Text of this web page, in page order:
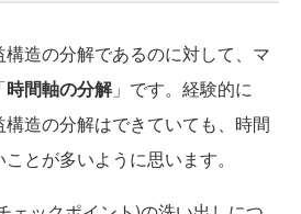
造の分解であるのに対して、マ
時間軸の分解」です。経験的に
造の分解はできていても、時間
とが多いように思います。